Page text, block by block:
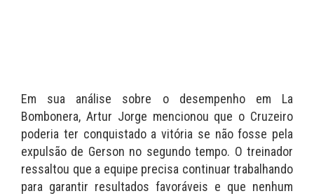
Em sua análise sobre o desempenho em La
Bombonera, Artur Jorge mencionou que o Cruzeiro
poderia ter conquistado a vitória se não fosse pela
expulsão de Gerson no segundo tempo. O treinador
ressaltou que a equipe precisa continuar trabalhando
para garantir resultados favoráveis e que nenhum